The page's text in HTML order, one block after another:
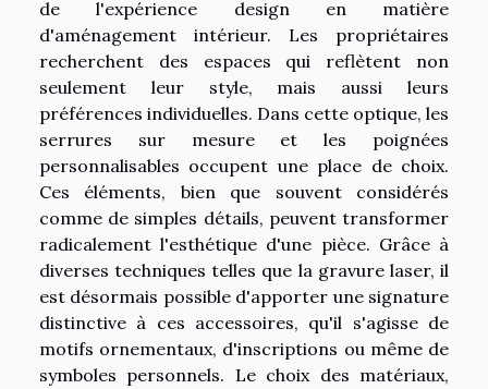
de l'expérience design en matière
d'aménagement intérieur. Les propriétaires
recherchent des espaces qui reflètent non
seulement leur style, mais aussi leurs
préférences individuelles. Dans cette optique, les
serrures sur mesure et les poignées
personnalisables occupent une place de choix.
Ces éléments, bien que souvent considérés
comme de simples détails, peuvent transformer
radicalement l'esthétique d'une pièce. Grâce à
diverses techniques telles que la gravure laser, il
est désormais possible d'apporter une signature
distinctive à ces accessoires, qu'il s'agisse de
motifs ornementaux, d'inscriptions ou même de
symboles personnels. Le choix des matériaux,